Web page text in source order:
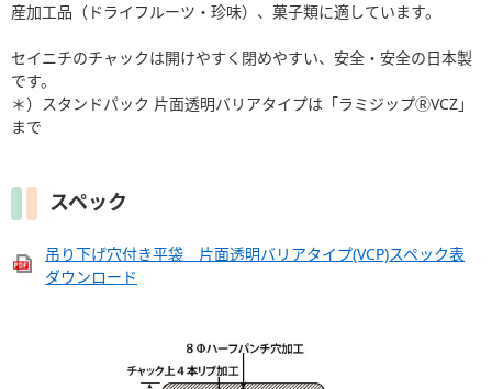
産加工品（ドライフルーツ・珍味）、菓子類に適しています。
セイニチのチャックは開けやすく閉めやすい、安全・安全の日本製
です。
＊）スタンドパック 片面透明バリアタイプは「ラミジップⓇVCZ」
まで
スペック
吊り下げ穴付き平袋 片面透明バリアタイプ(VCP)スペック表
ダウンロード